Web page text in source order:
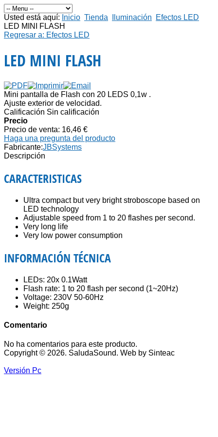
Usted está aquí: Inicio Tienda Iluminación
Efectos LED
LED MINI FLASH
Regresar a: Efectos LED
LED MINI FLASH
Mini pantalla de Flash con 20 LEDS 0,1w .
Ajuste exterior de velocidad.
Calificación Sin calificación
Precio
Precio de venta: 16,46 €
Haga una pregunta del producto
Fabricante:JBSystems
Descripción
CARACTERISTICAS
Ultra compact but very bright stroboscope based on
LED technology
Adjustable speed from 1 to 20 flashes per second.
Very long life
Very low power consumption
INFORMACIÓN TÉCNICA
LEDs: 20x 0.1Watt
Flash rate: 1 to 20 flash per second (1~20Hz)
Voltage: 230V 50-60Hz
Weight: 250g
Comentario
No ha comentarios para este producto.
Copyright © 2026. SaludaSound. Web by Sinteac
Versión Pc